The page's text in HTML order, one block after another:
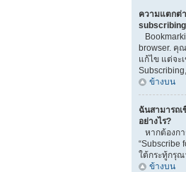
ความแตกต่
browser. คุ
แก้ไข แต่จะ
ข้างบน
ฉันสามารถ
อย่างไร?
หากต้องก
“Subscribe
ใต้กระทู้กรุณ
ข้างบน